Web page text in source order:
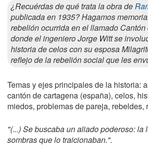
¿Recuérdas de qué trata la obra de
publicada en 1935? Hagamos
rebelión ocurrida en el llamado Cantón
donde el ingeniero Jorge Witt se
historia de celos con su esposa
reflejo de la rebelión social que les
Temas y ejes principales de la historia:
cantón de cartagena (españa), celos,
miedos, problemas de pareja, rebeldes,
"(...) Se buscaba un aliado poderoso: la
sombras que lo traicionaban.".